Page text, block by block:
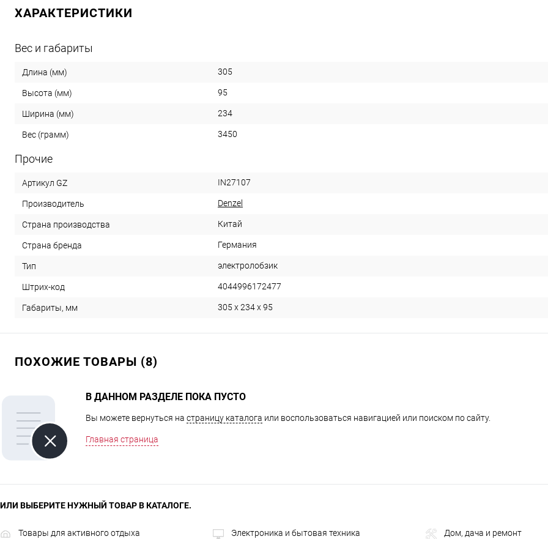
ХАРАКТЕРИСТИКИ
Вес и габариты
Длина (мм) 305
Высота (мм) 95
Ширина (мм) 234
Вес (грамм) 3450
Прочие
Артикул GZ IN27107
Производитель Denzel
Страна производства Китай
Страна бренда Германия
Тип электролобзик
Штрих-код 4044996172477
Габариты, мм 305 x 234 x 95
ПОХОЖИЕ ТОВАРЫ (8)
В ДАННОМ РАЗДЕЛЕ ПОКА ПУСТО
Вы можете вернуться на страницу каталога или воспользоваться навигацией или поиском по сайту.
Главная страница
ИЛИ ВЫБЕРИТЕ НУЖНЫЙ ТОВАР В КАТАЛОГЕ.
Товары для активного отдыха Электроника и бытовая техника Дом, дача и ремонт